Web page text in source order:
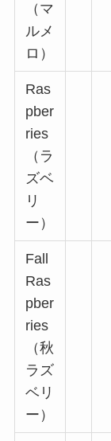
（マ
ルメ
ロ）
Ras
pber
ries
（ラ
ズベ
リ
ー）
Fall
Ras
pber
ries
（秋
ラズ
ベリ
ー）